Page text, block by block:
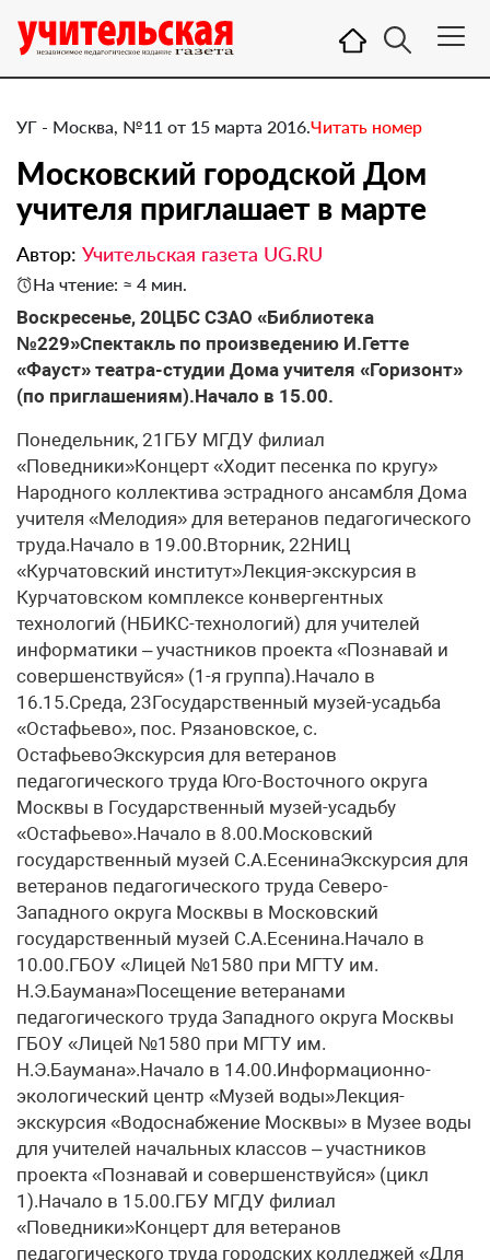
УГ - Москва, №11 от 15 марта 2016.Читать номер
Московский городской Дом
учителя приглашает в марте
Автор: Учительская газета UG.RU
На чтение: ≈ 4 мин.
​Воскресенье, 20ЦБС СЗАО «Библиотека
№229»Спектакль по произведению И.Гетте
«Фауст» театра-студии Дома учителя «Горизонт»
(по приглашениям).Начало в 15.00.
Понедельник, 21ГБУ МГДУ филиал
«Поведники»Концерт «Ходит песенка по кругу»
Народного коллектива эстрадного ансамбля Дома
учителя «Мелодия» для ветеранов педагогического
труда.Начало в 19.00.Вторник, 22НИЦ
«Курчатовский институт»Лекция-экскурсия в
Курчатовском комплексе конвергентных
технологий (НБИКС-технологий) для учителей
информатики – участников проекта «Познавай и
совершенствуйся» (1-я группа).Начало в
16.15.Среда, 23Государственный музей-усадьба
«Остафьево», пос. Рязановское, с.
ОстафьевоЭкскурсия для ветеранов
педагогического труда Юго-Восточного округа
Москвы в Государственный музей-усадьбу
«Остафьево».Начало в 8.00.Московский
государственный музей С.А.ЕсенинаЭкскурсия для
ветеранов педагогического труда Северо-
Западного округа Москвы в Московский
государственный музей С.А.Есенина.Начало в
10.00.ГБОУ «Лицей №1580 при МГТУ им.
Н.Э.Баумана»Посещение ветеранами
педагогического труда Западного округа Москвы
ГБОУ «Лицей №1580 при МГТУ им.
Н.Э.Баумана».Начало в 14.00.Информационно-
экологический центр «Музей воды»Лекция-
экскурсия «Водоснабжение Москвы» в Музее воды
для учителей начальных классов – участников
проекта «Познавай и совершенствуйся» (цикл
1).Начало в 15.00.ГБУ МГДУ филиал
«Поведники»Концерт для ветеранов
педагогического труда городских колледжей «Для